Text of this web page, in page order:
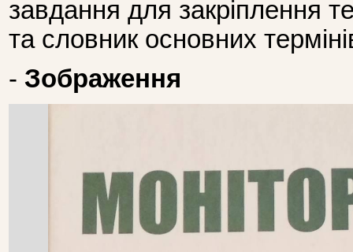
завдання для закріплення
та словник основних
- Зображення